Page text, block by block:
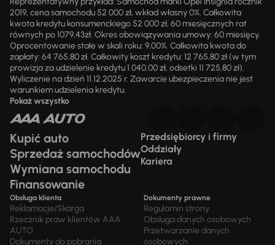
2019, cena samochodu 52 000 zł, wkład własny 0%. Całkowita
kwota kredytu konsumenckiego 52 000 zł, 60 miesięcznych rat
równych po 1079,43zł. Okres obowiązywania umowy: 60 miesięcy.
Oprocentowanie stałe w skali roku: 9,00%. Całkowita kwota do
zapłaty: 64 765,80 zł. Całkowity koszt kredytu: 12 765,80 zł (w tym
prowizja za udzielenie kredytu 1 040,00 zł, odsetki 11 725,80 zł).
Wyliczenie na dzień 11.12.2025 r. Zawarcie ubezpieczenia nie jest
warunkiem udzielenia kredytu.
Pokaż wszystko
Kupić auto
Sprzedaż samochodów
Wymiana samochodu
Finansowanie
Przedsiębiorcy i firmy
Oddziały
Kariera
Obsługa klienta
Reklamacje/Skarga
Rzecznik praw klientów AAA
AUTO
Dokumenty do pobrania
Dokumenty prawne
Regulamin strony
Obsługa danych osobowych
Przetwarzanie danych
osobowych